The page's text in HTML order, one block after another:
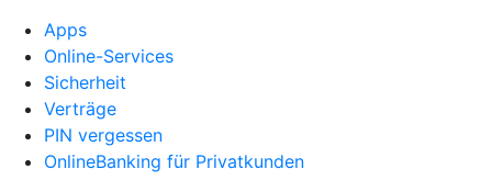
Apps
Online-Services
Sicherheit
Verträge
PIN vergessen
OnlineBanking für Privatkunden